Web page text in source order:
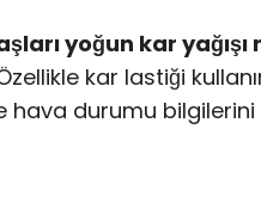
yoğun kar
kar lastiği
hava durumu